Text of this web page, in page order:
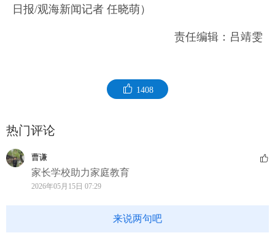
日报/观海新闻记者 任晓萌）
责任编辑：吕靖雯
1408
热门评论
曹谦
家长学校助力家庭教育
2026年05月15日 07:29
来说两句吧